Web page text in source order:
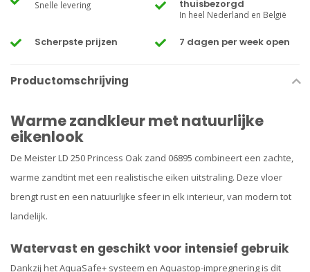
Snelle levering thuisbezorgd
In heel Nederland en België
Scherpste prijzen 7 dagen per week open
Productomschrijving
Warme zandkleur met natuurlijke
eikenlook
De Meister LD 250 Princess Oak zand 06895 combineert een zachte,
warme zandtint met een realistische eiken uitstraling. Deze vloer
brengt rust en een natuurlijke sfeer in elk interieur, van modern tot
landelijk.
Watervast en geschikt voor intensief gebruik
Dankzij het AquaSafe+ systeem en Aquastop-impregnering is dit